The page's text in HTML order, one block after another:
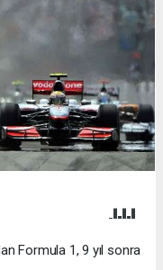
Formula 1, 9 yıl sonra